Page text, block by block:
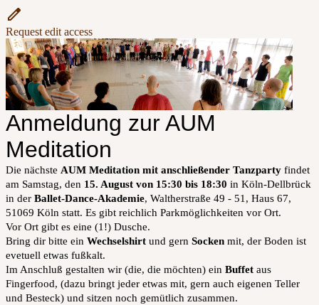
Request edit access
Anmeldung zur AUM
Meditation
Die nächste AUM Meditation mit anschließender Tanzparty findet
am Samstag, den 15. August von 15:30 bis 18:30 in Köln-Dellbrück
in der Ballet-Dance-Akademie, Waltherstraße 49 - 51, Haus 67,
51069 Köln statt. Es gibt reichlich Parkmöglichkeiten vor Ort.
Vor Ort gibt es eine (1!) Dusche.
Bring dir bitte ein Wechselshirt und gern Socken mit, der Boden ist
evetuell etwas fußkalt.
Im Anschluß gestalten wir (die, die möchten) ein Buffet aus
Fingerfood, (dazu bringt jeder etwas mit, gern auch eigenen Teller
und Besteck) und sitzen noch gemütlich zusammen.